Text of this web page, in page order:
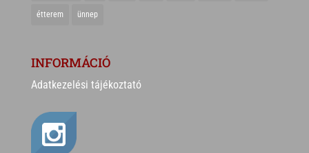
étterem ünnep
INFORMÁCIÓ
Adatkezelési tájékoztató